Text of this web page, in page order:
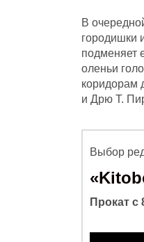
В
городишки
подменяет
оленьи
коридорам
и Дрю Т.
Выбор
«
Прокат с